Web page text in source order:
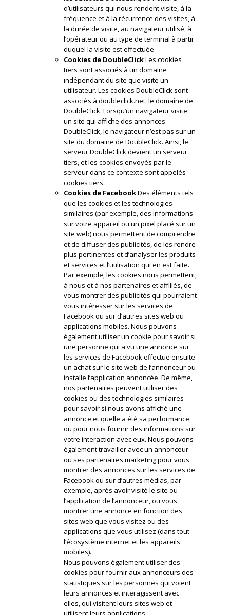
d’utilisateurs qui nous rendent visite, à la
fréquence et à la récurrence des visites, à
la durée de visite, au navigateur utilisé, à
l’opérateur ou au type de terminal à partir
duquel la visite est effectuée.
Cookies de DoubleClickLes cookies
tiers sont associés à un domaine
indépendant du site que visite un
utilisateur. Les cookies DoubleClick sont
associés à doubleclick.net, le domaine de
DoubleClick. Lorsqu’un navigateur visite
un site qui affiche des annonces
DoubleClick, le navigateur n’est pas sur un
site du domaine de DoubleClick. Ainsi, le
serveur DoubleClick devient un serveur
tiers, et les cookies envoyés par le
serveur dans ce contexte sont appelés
cookies tiers.
Cookies de FacebookDes éléments tels
que les cookies et les technologies
similaires (par exemple, des informations
sur votre appareil ou un pixel placé sur un
site web) nous permettent de comprendre
et de diffuser des publicités, de les rendre
plus pertinentes et d’analyser les produits
et services et l’utilisation qui en est faite.
Par exemple, les cookies nous permettent,
à nous et à nos partenaires et affiliés, de
vous montrer des publicités qui pourraient
vous intéresser sur les services de
Facebook ou sur d’autres sites web ou
applications mobiles. Nous pouvons
également utiliser un cookie pour savoir si
une personne qui a vu une annonce sur
les services de Facebook effectue ensuite
un achat sur le site web de l’annonceur ou
installe l’application annoncée. De même,
nos partenaires peuvent utiliser des
cookies ou des technologies similaires
pour savoir si nous avons affiché une
annonce et quelle a été sa performance,
ou pour nous fournir des informations sur
votre interaction avec eux. Nous pouvons
également travailler avec un annonceur
ou ses partenaires marketing pour vous
montrer des annonces sur les services de
Facebook ou sur d’autres médias, par
exemple, après avoir visité le site ou
l’application de l’annonceur, ou vous
montrer une annonce en fonction des
sites web que vous visitez ou des
applications que vous utilisez (dans tout
l’écosystème internet et les appareils
mobiles).
Nous pouvons également utiliser des
cookies pour fournir aux annonceurs des
statistiques sur les personnes qui voient
leurs annonces et interagissent avec
elles, qui visitent leurs sites web et